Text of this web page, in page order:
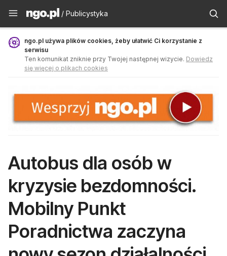
Publicystyka - ngo.pl
/ Publicystyka
ngo.pl używa plików cookies, żeby ułatwić Ci korzystanie z
serwisu
Ten komunikat zniknie przy Twojej następnej wizycie. Dowiedz
się więcej o plikach cookies
Autobus dla osób w
kryzysie bezdomności.
Mobilny Punkt
Poradnictwa zaczyna